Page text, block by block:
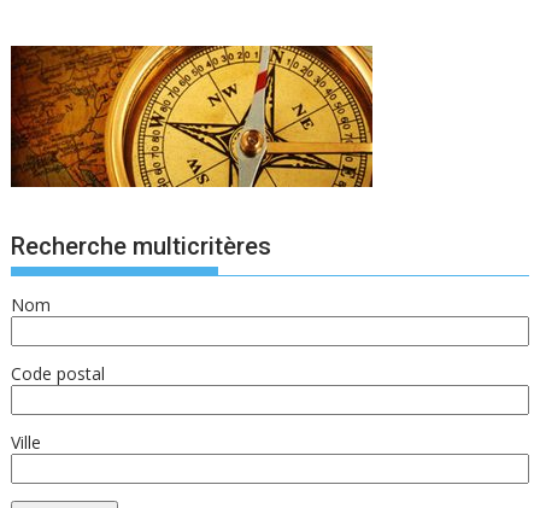
Recherche multicritères
Nom
Code postal
Ville